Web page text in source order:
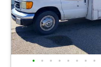
• • • • • • • •